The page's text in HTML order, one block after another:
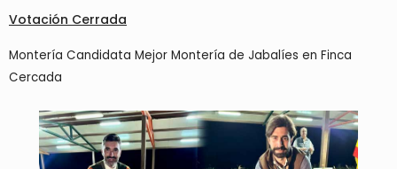
Votación Cerrada
Montería Candidata Mejor Montería de Jabalíes en Finca
Cercada